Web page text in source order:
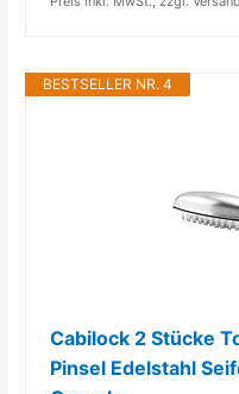
BESTSELLER NR. 4
Cabilock 2 Stücke
Pinsel Edelstahl